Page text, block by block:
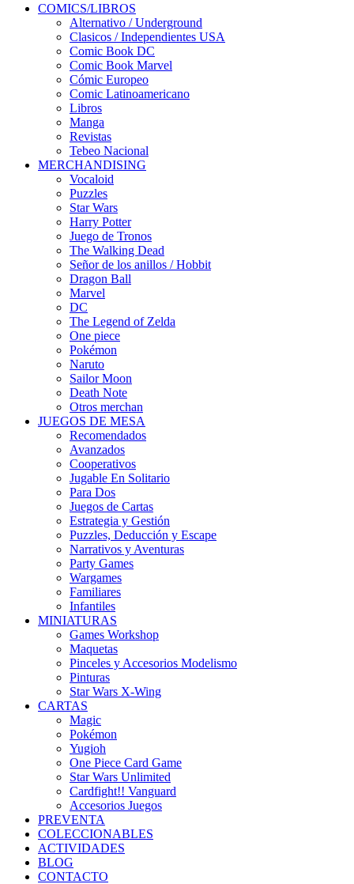
COMICS/LIBROS
Alternativo / Underground
Clasicos / Independientes USA
Comic Book DC
Comic Book Marvel
Cómic Europeo
Comic Latinoamericano
Libros
Manga
Revistas
Tebeo Nacional
MERCHANDISING
Vocaloid
Puzzles
Star Wars
Harry Potter
Juego de Tronos
The Walking Dead
Señor de los anillos / Hobbit
Dragon Ball
Marvel
DC
The Legend of Zelda
One piece
Pokémon
Naruto
Sailor Moon
Death Note
Otros merchan
JUEGOS DE MESA
Recomendados
Avanzados
Cooperativos
Jugable En Solitario
Para Dos
Juegos de Cartas
Estrategia y Gestión
Puzzles, Deducción y Escape
Narrativos y Aventuras
Party Games
Wargames
Familiares
Infantiles
MINIATURAS
Games Workshop
Maquetas
Pinceles y Accesorios Modelismo
Pinturas
Star Wars X-Wing
CARTAS
Magic
Pokémon
Yugioh
One Piece Card Game
Star Wars Unlimited
Cardfight!! Vanguard
Accesorios Juegos
PREVENTA
COLECCIONABLES
ACTIVIDADES
BLOG
CONTACTO